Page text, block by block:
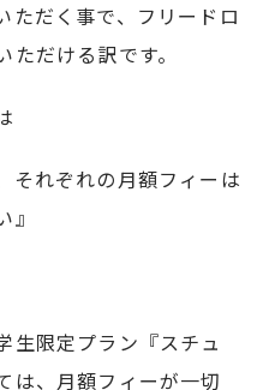
ただく事で、フリードロ
だける訳です。
それぞれの月額フィーは
生限定プラン『スチュ
は、月額フィーが一切